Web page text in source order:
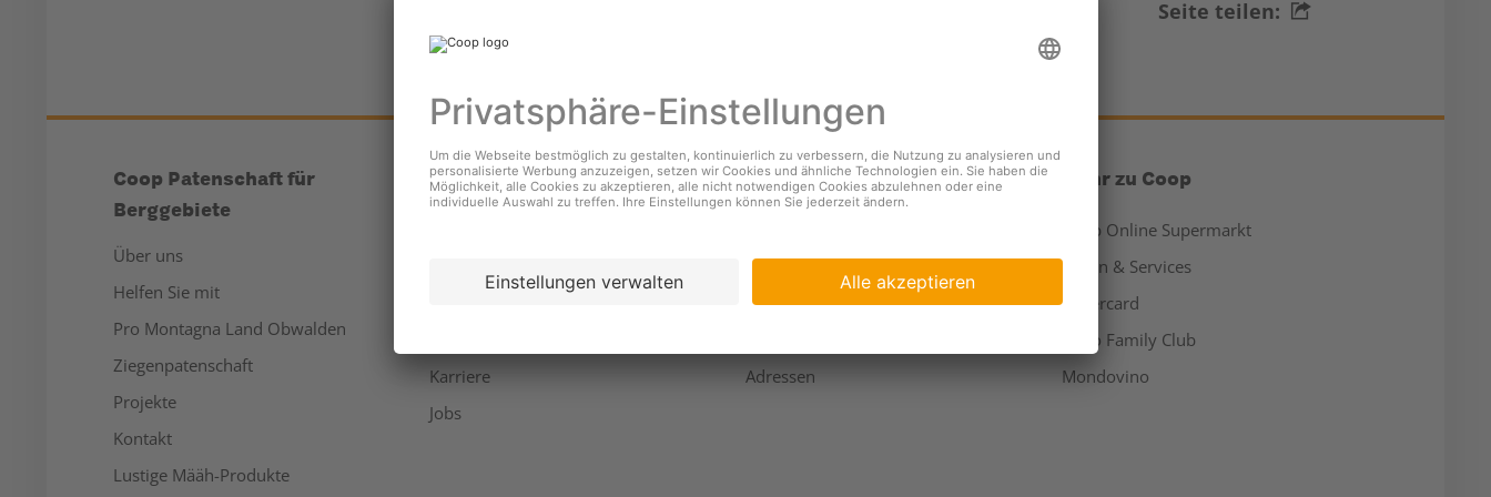
Seite teilen:
Coop Patenschaft für
Berggebiete
Über uns
Helfen Sie mit
Pro Montagna Land Obwalden
Ziegenpatenschaft
Projekte
Kontakt
Lustige Määh-Produkte
Unternehmen
Karriere
Jobs
Services
Coopzeitung
Kundendienst
Adressen
Mehr zu Coop
Coop Online Supermarkt
Läden & Services
Supercard
Hello Family Club
Mondovino